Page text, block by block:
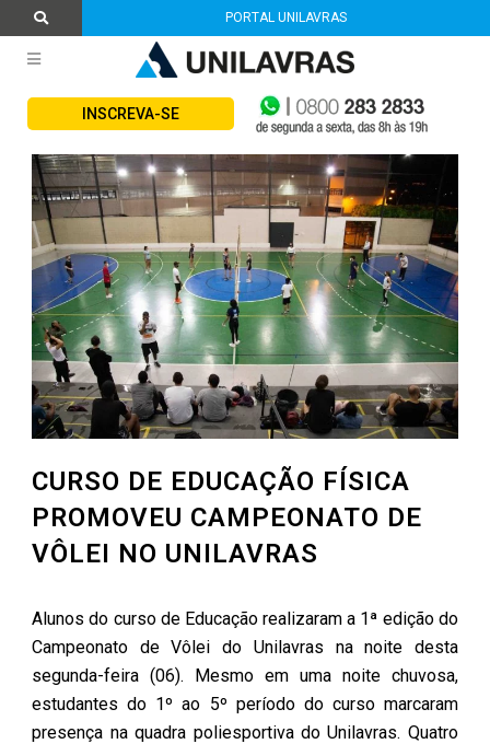
PORTAL UNILAVRAS
INSCREVA-SE
CURSO DE EDUCAÇÃO FÍSICA
PROMOVEU CAMPEONATO DE
VÔLEI NO UNILAVRAS
Alunos do curso de Educação realizaram a 1ª edição do
Campeonato de Vôlei do Unilavras na noite desta
segunda-feira (06). Mesmo em uma noite chuvosa,
estudantes do 1º ao 5º período do curso marcaram
presença na quadra poliesportiva do Unilavras. Quatro